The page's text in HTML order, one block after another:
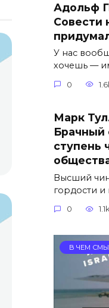
Адольф
Совести
У нас
хочешь —
0
Марк
Брачный
ступень
Высший
гордости и
0
В ЧЕМ